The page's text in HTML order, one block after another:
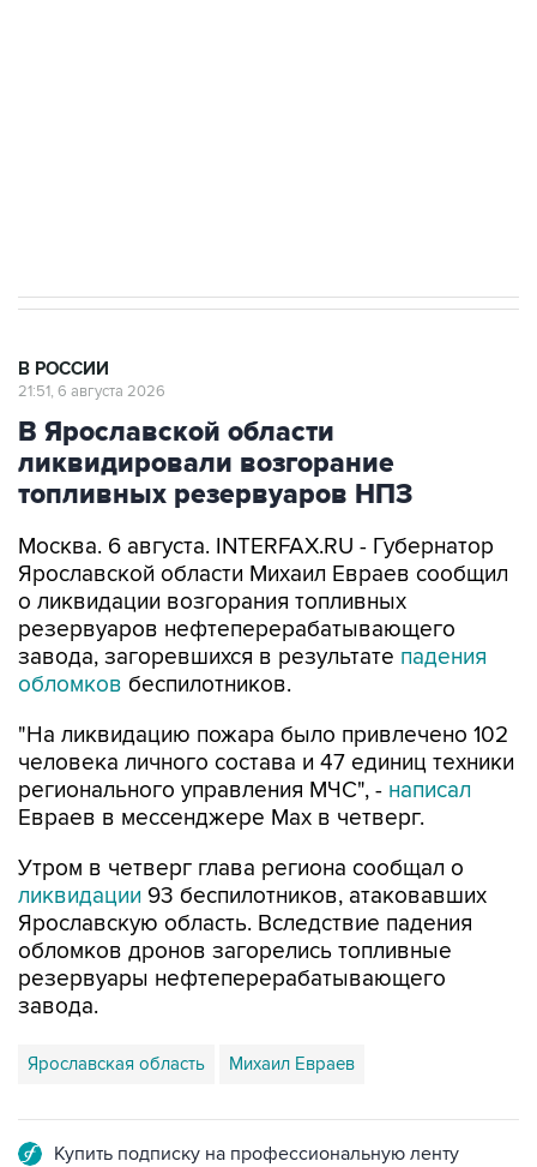
В РОССИИ
21:51, 6 августа 2026
В Ярославской области
ликвидировали возгорание
топливных резервуаров НПЗ
Москва. 6 августа. INTERFAX.RU - Губернатор
Ярославской области Михаил Евраев сообщил
о ликвидации возгорания топливных
резервуаров нефтеперерабатывающего
завода, загоревшихся в результате падения
обломков беспилотников.
"На ликвидацию пожара было привлечено 102
человека личного состава и 47 единиц техники
регионального управления МЧС", - написал
Евраев в мессенджере Мах в четверг.
Утром в четверг глава региона сообщал о
ликвидации 93 беспилотников, атаковавших
Ярославскую область. Вследствие падения
обломков дронов загорелись топливные
резервуары нефтеперерабатывающего
завода.
Ярославская область Михаил Евраев
Купить подписку на профессиональную ленту